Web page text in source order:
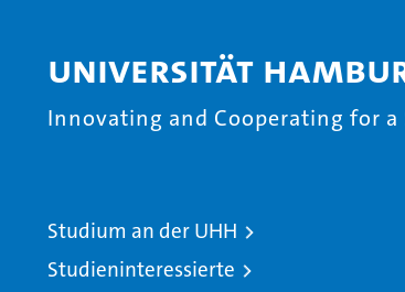
Universität
Innovating and Cooperating for
Studium an der UHH
Studieninteressierte